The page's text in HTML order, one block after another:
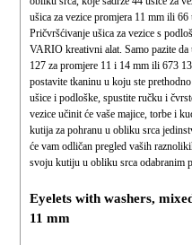
ušica za vezice promjera 11 mm ili 66
Pričvršćivanje ušica za vezice s
VARIO kreativni alat. Samo pazite
127 za promjere 11 i 14 mm ili 673
postavite tkaninu u koju ste
ušice i podloške, spustite ručku i
vezice učinit će vaše majice, torbe i
kutija za pohranu u obliku srca
će vam odličan pregled vaših
svoju kutiju u obliku srca odabranim
Eyelets with washers,
11 mm